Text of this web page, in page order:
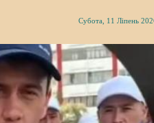
Субота, 11 Ліпень